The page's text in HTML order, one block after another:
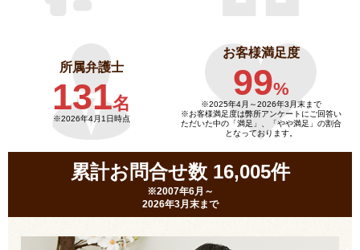
所属弁護士
131名
※2026年4月1日時点
お客様満足度
99%
※2025年4月～2026年3月末まで
※お客様満足度は弊所アンケートにご回答い
ただいた中の「満足」、「やや満足」の割合
となっております。
累計お問合せ数 16,005件
※2007年6月～
2026年3月末まで